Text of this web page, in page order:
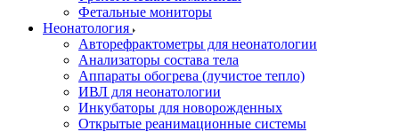
Фетальные мониторы
Неонатология
Авторефрактометры для неонатологии
Анализаторы состава тела
Аппараты обогрева (лучистое тепло)
ИВЛ для неонатологии
Инкубаторы для новорожденных
Открытые реанимационные системы